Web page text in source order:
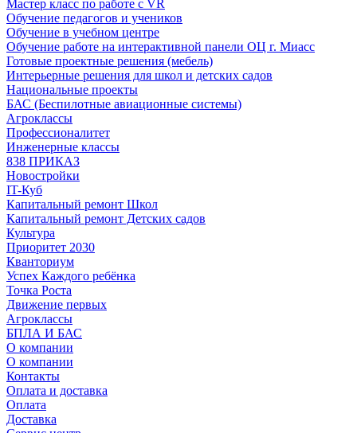
Мастер класс по работе с VR
Обучение педагогов и учеников
Обучение в учебном центре
Обучение работе на интерактивной панели ОЦ г. Миасс
Готовые проектные решения (мебель)
Интерьерные решения для школ и детских садов
Национальные проекты
БАС (Беспилотные авиационные системы)
Агроклассы
Профессионалитет
Инженерные классы
838 ПРИКАЗ
Новостройки
IT-Куб
Капитальный ремонт Школ
Капитальный ремонт Детских садов
Культура
Приоритет 2030
Кванториум
Успех Каждого ребёнка
Точка Роста
Движение первых
Агроклассы
БПЛА И БАС
О компании
О компании
Контакты
Оплата и доставка
Оплата
Доставка